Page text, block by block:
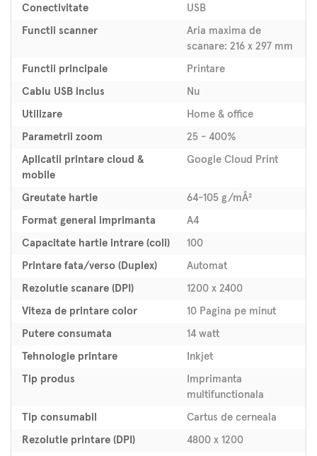
Conectivitate USB
Functii scanner
Aria maxima de
scanare: 216 x 297 mm
Functii principale Printare
Cablu USB inclus Nu
Utilizare Home & office
Parametrii zoom 25 - 400%
Aplicatii printare cloud &
mobile
Google Cloud Print
Greutate hartie 64-105 g/mÂ²
Format general imprimanta A4
Capacitate hartie intrare (coli) 100
Printare fata/verso (Duplex) Automat
Rezolutie scanare (DPI) 1200 x 2400
Viteza de printare color 10 Pagina pe minut
Putere consumata 14 watt
Tehnologie printare Inkjet
Tip produs
Imprimanta
multifunctionala
Tip consumabil Cartus de cerneala
Rezolutie printare (DPI) 4800 x 1200